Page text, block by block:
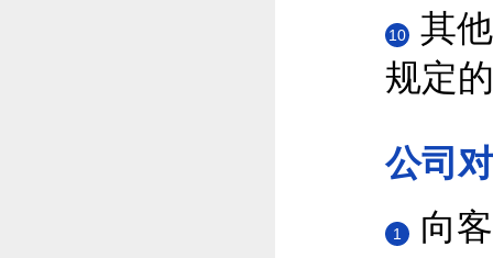
10
其
规定
公司
1 向